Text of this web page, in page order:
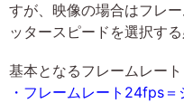
すが、映像の場合はフレ
ッタースピードを選択する
基本となるフレームレー
・フレームレート24fps